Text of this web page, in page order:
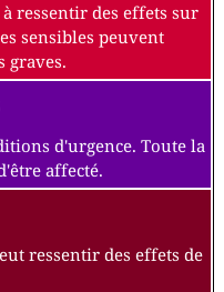
ressentir des effets sur
sensibles peuvent
graves.
d'urgence. Toute la
affecté.
ressentir des effets de